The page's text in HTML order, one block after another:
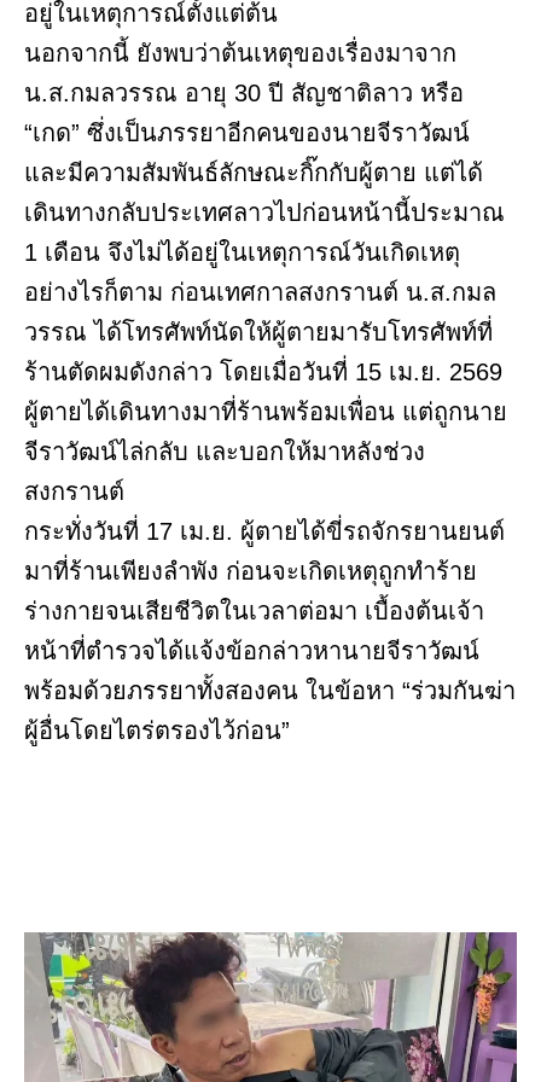
อยู่ในเหตุการณ์ตั้งแต่ต้น
นอกจากนี้ ยังพบว่าต้นเหตุของเรื่องมาจาก
น.ส.กมลวรรณ อายุ 30 ปี สัญชาติลาว หรือ
“เกด” ซึ่งเป็นภรรยาอีกคนของนายจีราวัฒน์
และมีความสัมพันธ์ลักษณะกิ๊กกับผู้ตาย แต่ได้
เดินทางกลับประเทศลาวไปก่อนหน้านี้ประมาณ
1 เดือน จึงไม่ได้อยู่ในเหตุการณ์วันเกิดเหตุ
อย่างไรก็ตาม ก่อนเทศกาลสงกรานต์ น.ส.กมล
วรรณ ได้โทรศัพท์นัดให้ผู้ตายมารับโทรศัพท์ที่
ร้านตัดผมดังกล่าว โดยเมื่อวันที่ 15 เม.ย. 2569
ผู้ตายได้เดินทางมาที่ร้านพร้อมเพื่อน แต่ถูกนาย
จีราวัฒน์ไล่กลับ และบอกให้มาหลังช่วง
สงกรานต์
กระทั่งวันที่ 17 เม.ย. ผู้ตายได้ขี่รถจักรยานยนต์
มาที่ร้านเพียงลำพัง ก่อนจะเกิดเหตุถูกทำร้าย
ร่างกายจนเสียชีวิตในเวลาต่อมา เบื้องต้นเจ้า
หน้าที่ตำรวจได้แจ้งข้อกล่าวหานายจีราวัฒน์
พร้อมด้วยภรรยาทั้งสองคน ในข้อหา “ร่วมกันฆ่า
ผู้อื่นโดยไตร่ตรองไว้ก่อน”